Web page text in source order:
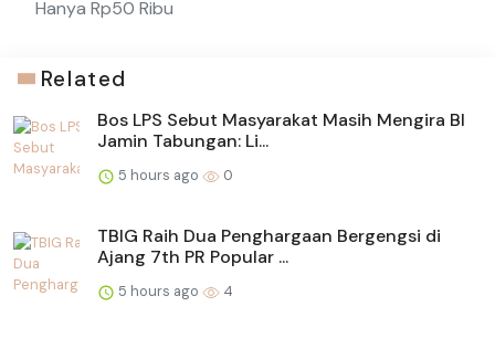
Hanya Rp50 Ribu
Related
Bos LPS Sebut Masyarakat Masih Mengira BI
Jamin Tabungan: Li...
5 hours ago 0
TBIG Raih Dua Penghargaan Bergengsi di
Ajang 7th PR Popular ...
5 hours ago 4